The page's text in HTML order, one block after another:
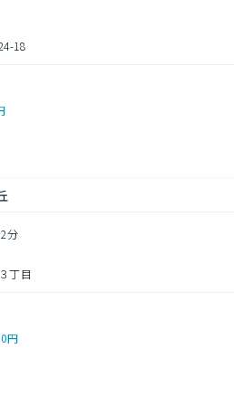
18
分
丁目
円